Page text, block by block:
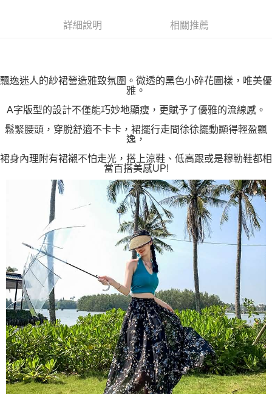
２．關於個人資料處理事宜，請瀏覽以下網址：
４．使用「AFTEE先享後付」時，將依據個別帳號之用戶狀況，依本公司即
時審查核予不同之上限額度；若仍有額度不足之情形，本公司將視審查結果
請求用戶進行身份認證。
５．嚴禁一人註冊多個帳號或使用他人資訊註冊。若發現惡意使用之情形，
恩沛科技股份有限公司將有權停止該用戶之使用額度並採取法律行動。
詳細說明 相關推薦
飄逸迷人的紗裙營造雅致氛圍。微透的黑色小碎花圖樣，唯美優
雅。
A字版型的設計不僅能巧妙地顯瘦，更賦予了優雅的流線感。
鬆緊腰頭，穿脫舒適不卡卡，裙擺行走間徐徐擺動顯得輕盈飄
逸，
裙身內理附有裙襯不怕走光，搭上涼鞋、低高跟或是穆勒鞋都相
當百搭美感UP!